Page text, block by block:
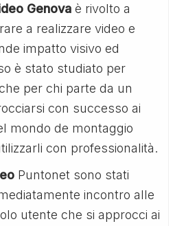
Genova è rivolto a
a realizzare video e
impatto visivo ed
è stato studiato per
per chi parte da un
con successo ai
mondo de montaggio
con professionalità.
Puntonet sono stati
incontro alle
utente che si approcci ai